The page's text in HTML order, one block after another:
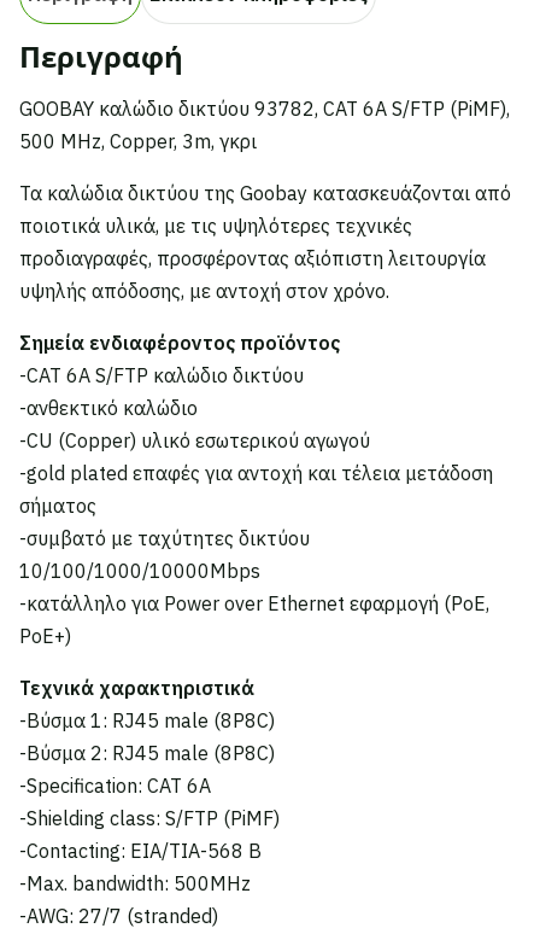
Περιγραφή
GOOBAY καλώδιο δικτύου 93782, CAT 6A S/FTP (PiMF),
500 MHz, Copper, 3m, γκρι
Τα καλώδια δικτύου της Goobay κατασκευάζονται από
ποιοτικά υλικά, με τις υψηλότερες τεχνικές
προδιαγραφές, προσφέροντας αξιόπιστη λειτουργία
υψηλής απόδοσης, με αντοχή στον χρόνο.
Σημεία ενδιαφέροντος προϊόντος
-CAT 6A S/FTP καλώδιο δικτύου
-ανθεκτικό καλώδιο
-CU (Copper) υλικό εσωτερικού αγωγού
-gold plated επαφές για αντοχή και τέλεια μετάδοση
σήματος
-συμβατό με ταχύτητες δικτύου
10/100/1000/10000Mbps
-κατάλληλο για Power over Ethernet εφαρμογή (PoE,
PoE+)
Τεχνικά χαρακτηριστικά
-Βύσμα 1: RJ45 male (8P8C)
-Βύσμα 2: RJ45 male (8P8C)
-Specification: CAT 6A
-Shielding class: S/FTP (PiMF)
-Contacting: EIA/TIA-568 B
-Max. bandwidth: 500MHz
-AWG: 27/7 (stranded)